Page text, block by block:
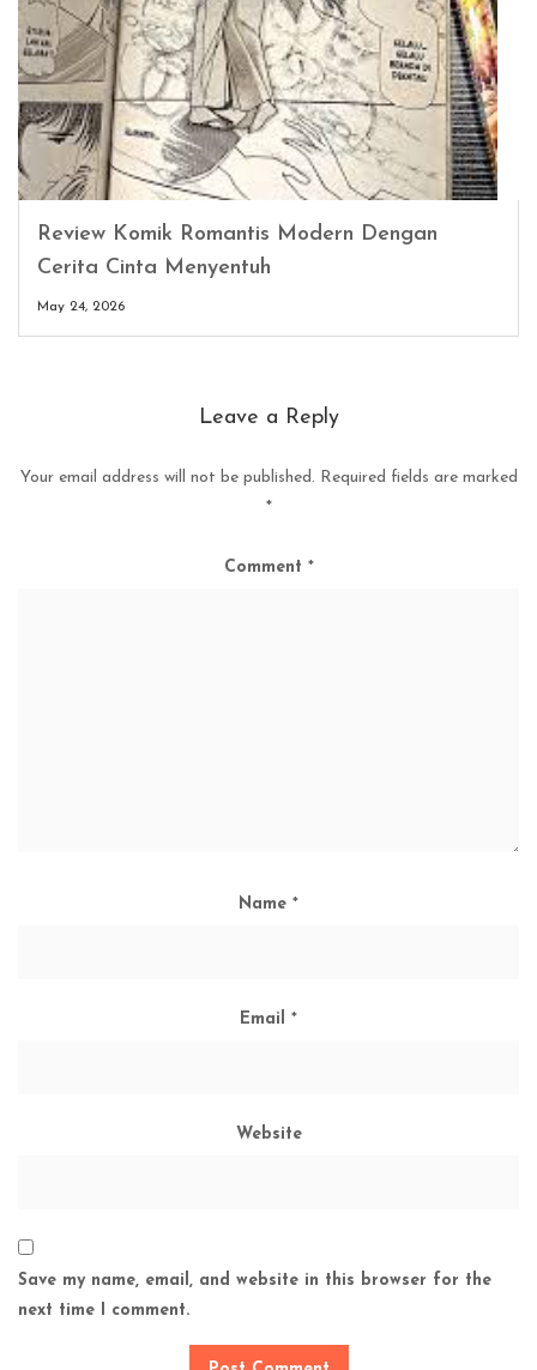
Review Komik Romantis Modern Dengan
Cerita Cinta Menyentuh
May 24, 2026
Leave a Reply
Your email address will not be published. Required fields are marked
*
Comment *
Name *
Email *
Website
Save my name, email, and website in this browser for the
next time I comment.